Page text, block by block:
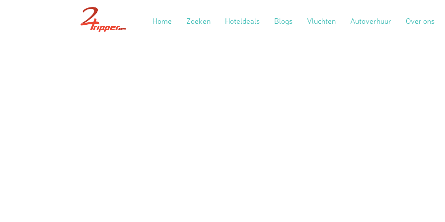
Home Zoeken Hoteldeals Blogs Vluchten Autoverhuur Over ons